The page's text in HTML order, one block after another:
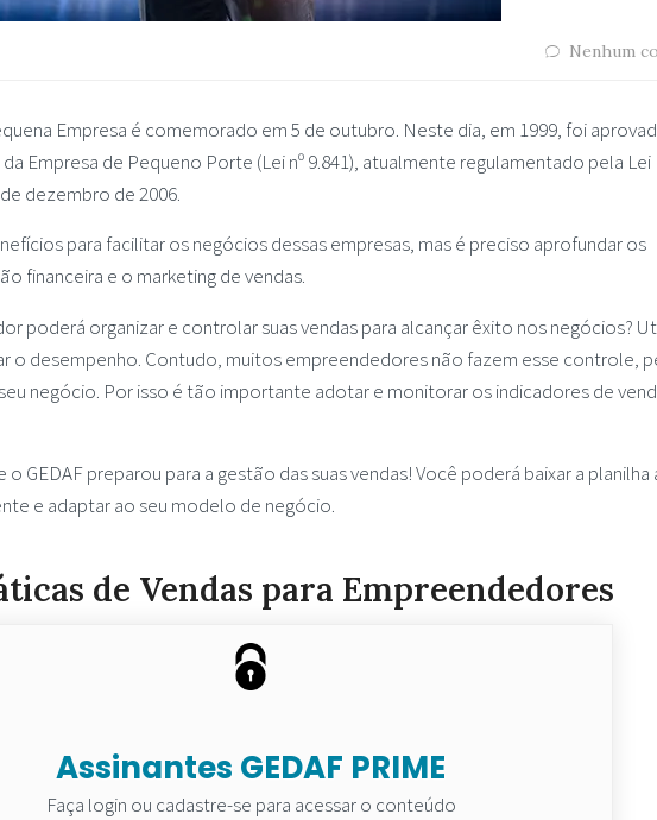
Nenhum
Empresa é comemorado em 5 de outubro. Neste dia, em 1999, foi
Empresa de Pequeno Porte (Lei nº 9.841), atualmente regulamentado pela Lei
dezembro de 2006.
para facilitar os negócios dessas empresas, mas é preciso aprofundar os
financeira e o marketing de vendas.
poderá organizar e controlar suas vendas para alcançar êxito nos negócios?
o desempenho. Contudo, muitos empreendedores não fazem esse controle,
negócio. Por isso é tão importante adotar e monitorar os indicadores de
o GEDAF preparou para a gestão das suas vendas! Você poderá baixar a planilha
e adaptar ao seu modelo de negócio.
de Vendas para Empreendedores
Assinantes GEDAF PRIME
Faça login ou cadastre-se para acessar o conteúdo